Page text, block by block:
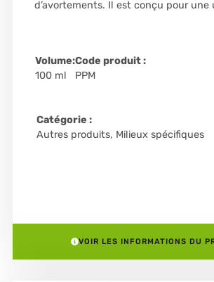
d’avortements. Il est conçu pour une
Volume:
100 ml
Code produit :
PPM
Catégorie :
Autres produits, Milieux spécifiques
VOIR LES INFORMATIONS DU